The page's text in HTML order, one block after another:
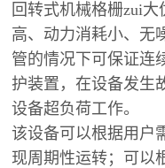
回转式机械格栅zui
高、动力消耗小、无
管的情况下可保证连
护装置，在设备发生
设备超负荷工作。
该设备可以根据用户
现周期性运转；可以